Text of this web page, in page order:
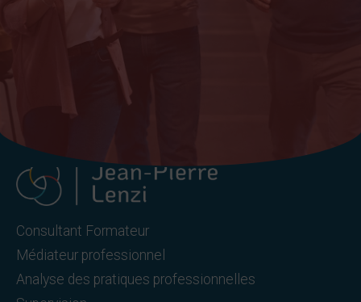
Consultant Formateur
Médiateur professionnel
Analyse des pratiques professionnelles